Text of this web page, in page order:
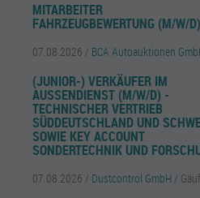
MITARBEITER
FAHRZEUGBEWERTUNG (M/W/D)
07.08.2026 / BCA Autoauktionen
(JUNIOR-) VERKÄUFER IM
AUSSENDIENST (M/W/D) - T
ECHNISCHER VERTRIEB S
ÜDDEUTSCHLAND UND
OWIE KEY ACCOUNT S
ONDERTECHNIK UND
07.08.2026 / Dustcontrol GmbH /